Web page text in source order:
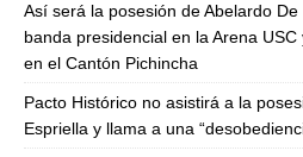
Así será la posesión de Abelardo
banda presidencial en la Arena
en el Cantón Pichincha
Pacto Histórico no asistirá a la
Espriella y llama a una